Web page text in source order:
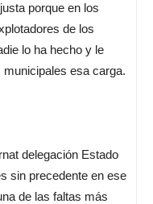
porque en los
de los
lo ha hecho y le
municipales esa carga.
delegación Estado
sin precedente en ese
de las faltas más